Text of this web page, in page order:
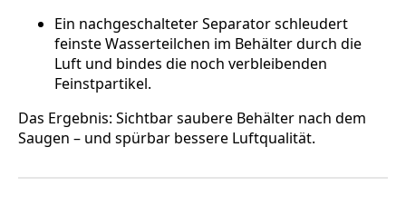
Ein nachgeschalteter Separator schleudert
feinste Wasserteilchen im Behälter durch die
Luft und bindes die noch verbleibenden
Feinstpartikel.
Das Ergebnis: Sichtbar saubere Behälter nach dem
Saugen – und spürbar bessere Luftqualität.